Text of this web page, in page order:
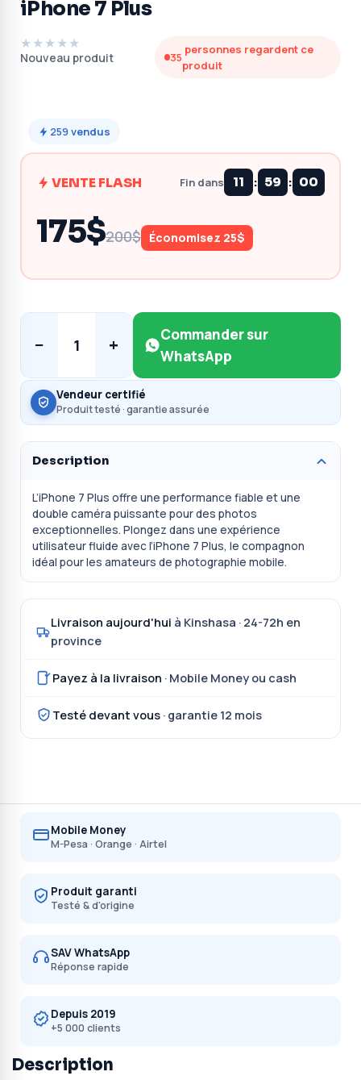
iPhone 7 Plus
★★★★★
Nouveau produit 35
personnes regardent ce
produit
259vendus
VENTE FLASH Fin dans 11 : 58 : 59
175$200$ Économisez 25$
− 1 +
Commander sur
WhatsApp
Vendeur certifié
Produit testé · garantie assurée
Description
L’iPhone 7 Plus offre une performance fiable et une
double caméra puissante pour des photos
exceptionnelles. Plongez dans une expérience
utilisateur fluide avec l’iPhone 7 Plus, le compagnon
idéal pour les amateurs de photographie mobile.
Livraison aujourd'hui à Kinshasa · 24-72h en
province
Payez à la livraison · Mobile Money ou cash
Testé devant vous · garantie 12 mois
Mobile Money
M-Pesa · Orange · Airtel
Produit garanti
Testé & d'origine
SAV WhatsApp
Réponse rapide
Depuis 2019
+5 000 clients
Description